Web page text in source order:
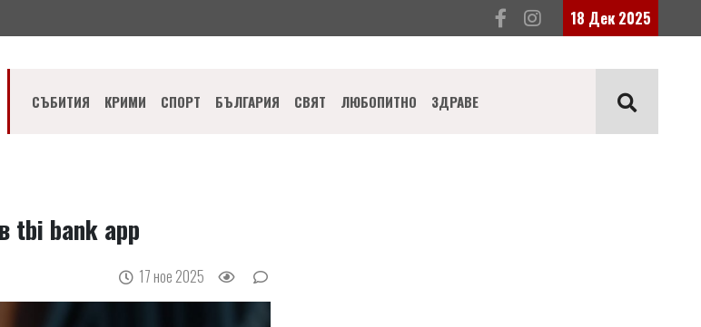
18 Дек 2025
СЪБИТИЯ КРИМИ СПОРТ БЪЛГАРИЯ СВЯТ ЛЮБОПИТНО ЗДРАВЕ
tbi bank app
17 ное 2025